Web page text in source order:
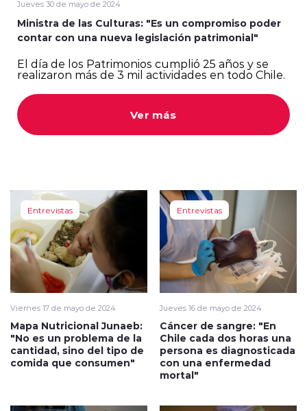
modo claro
Jueves 30 de mayo de 2024
Ministra de las Culturas: "Es un compromiso poder
contar con una nueva legislación patrimonial"
El día de los Patrimonios cumplió 25 años y se
realizaron más de 3 mil actividades en todo Chile.
Ver más
Entrevistas
Viernes 17 de mayo de 2024
Mapa Nutricional Junaeb:
"No es un problema de la
cantidad, sino del tipo de
comida que consumen"
Entrevistas
Jueves 16 de mayo de 2024
Cáncer de sangre: "En
Chile cada dos horas una
persona es diagnosticada
con una enfermedad
mortal"